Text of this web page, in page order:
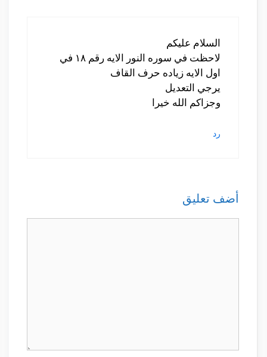
السلام عليكم
لاحظت في سوره النور الايه رقم ١٨ في
اول الايه زياده حرف القاف
يرجي التعديل
وجزاكم الله خيرا
رد
أضف تعليق